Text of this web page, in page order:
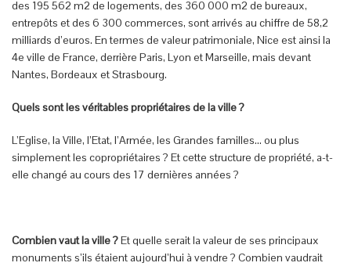
des 195 562 m2 de logements, des 360 000 m2 de bureaux,
entrepôts et des 6 300 commerces, sont arrivés au chiffre de 58,2
milliards d’euros. En termes de valeur patrimoniale, Nice est ainsi la
4e ville de France, derrière Paris, Lyon et Marseille, mais devant
Nantes, Bordeaux et Strasbourg.
Quels sont les véritables propriétaires de la ville ?
L’Eglise, la Ville, l’Etat, l’Armée, les Grandes familles… ou plus
simplement les copropriétaires ? Et cette structure de propriété, a-t-
elle changé au cours des 17 dernières années ?
Combien vaut la ville ?Et quelle serait la valeur de ses principaux
monuments s’ils étaient aujourd’hui à vendre ? Combien vaudrait